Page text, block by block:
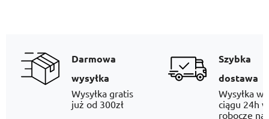
Darmowa
wysyłka
Wysyłka gratis
już od 300zł
Szybka
dostawa
Wysyłka w
ciągu 24h
robocze na